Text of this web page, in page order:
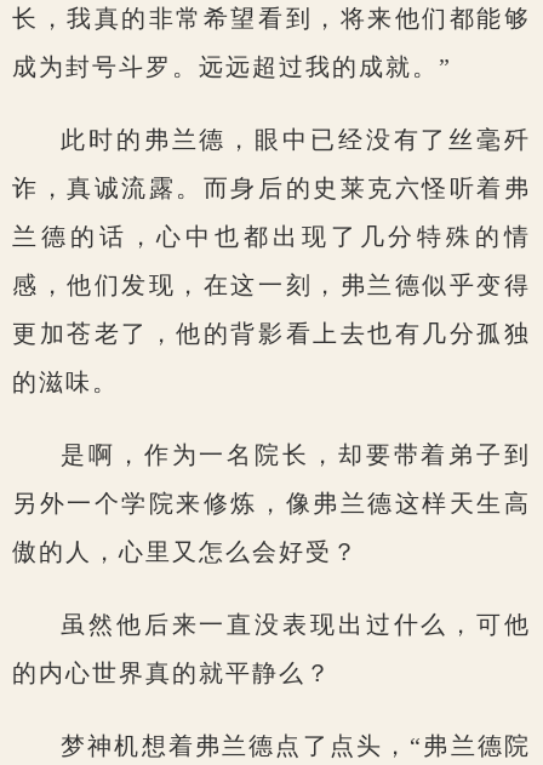
长，我真的非常希望看到，将来他们都能够
成为封号斗罗。远远超过我的成就。”
此时的弗兰德，眼中已经没有了丝毫歼
诈，真诚流露。而身后的史莱克六怪听着弗
兰德的话，心中也都出现了几分特殊的情
感，他们发现，在这一刻，弗兰德似乎变得
更加苍老了，他的背影看上去也有几分孤独
的滋味。
是啊，作为一名院长，却要带着弟子到
另外一个学院来修炼，像弗兰德这样天生高
傲的人，心里又怎么会好受？
虽然他后来一直没表现出过什么，可他
的内心世界真的就平静么？
梦神机想着弗兰德点了点头，“弗兰德院